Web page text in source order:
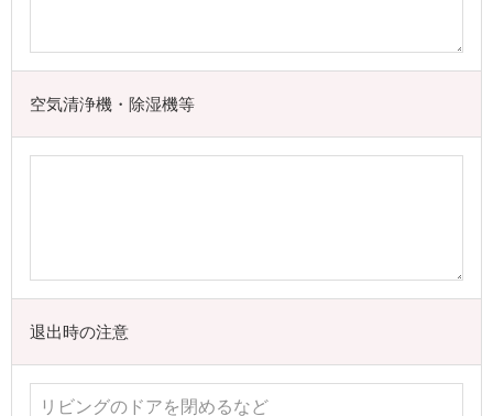
空気清浄機・除湿機等
退出時の注意